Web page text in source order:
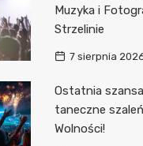
Muzyka i
Strzelinie
7 sierpnia
Ostatnia
taneczne
Wolności!